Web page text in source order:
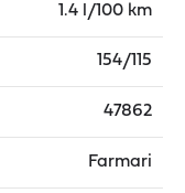
1.4 l/100 km
154/115
47862
Farmari